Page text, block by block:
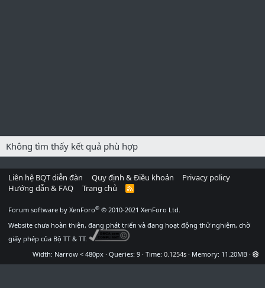
Không tìm thấy kết quả phù hợp
Liên hệ BQT diễn đàn Quy định & Điều khoản
Privacy policy
Hướng dẫn & FAQ
Trang chủ
R
Forum software by XenForo® © 2010-2021 XenForo Ltd.
Website chưa hoàn thiện, đang phát triển và đang hoạt động thử nghiệm, chờ
giấy phép của Bộ TT & TT.
Width
Queries 9 Time 0.1254s Memory 11.20MB